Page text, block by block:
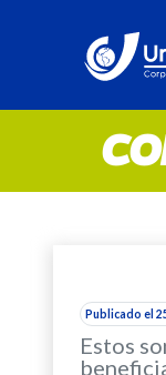
Publicado el
Estos